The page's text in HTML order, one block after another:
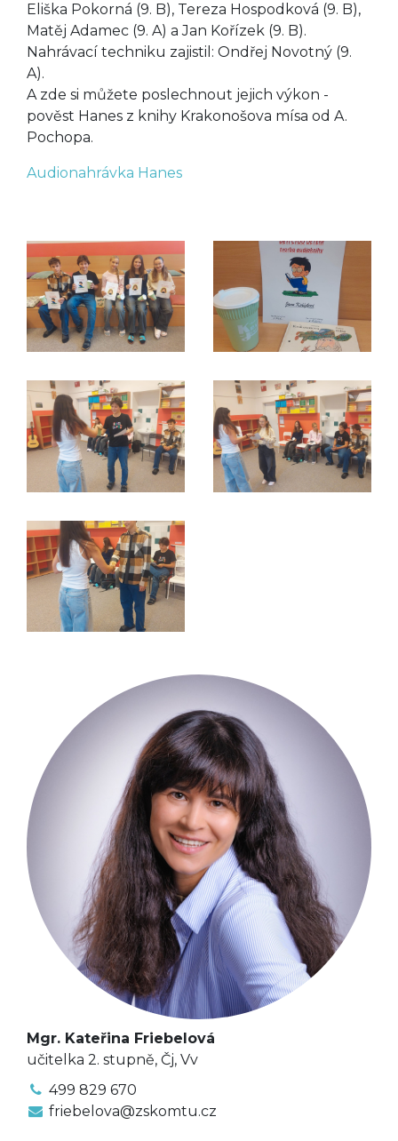
Eliška Pokorná (9. B), Tereza Hospodková (9. B),
Matěj Adamec (9. A) a Jan Kořízek (9. B).
Nahrávací techniku zajistil: Ondřej Novotný (9.
A).
A zde si můžete poslechnout jejich výkon -
pověst Hanes z knihy Krakonošova mísa od A.
Pochopa.
Audionahrávka Hanes
Mgr. Kateřina Friebelová
učitelka 2. stupně, Čj, Vv
499 829 670
friebelova@zskomtu.cz